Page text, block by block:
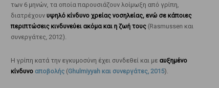
των 6 μηνών, τα οποία παρουσιάζουν λοίμωξη από γρίπη,
διατρέχουν υψηλό κίνδυνο χρείας νοσηλείας, ενώ σε κάποιες
περιπτώσεις κινδυνεύει ακόμα και η ζωή τους(Rasmussen και
συνεργάτες, 2012).
Η γρίπη κατά την εγκυμοσύνη έχει συνδεθεί και με αυξημένο
κίνδυνο αποβολής(Ghulmiyyah και συνεργάτες, 2015).